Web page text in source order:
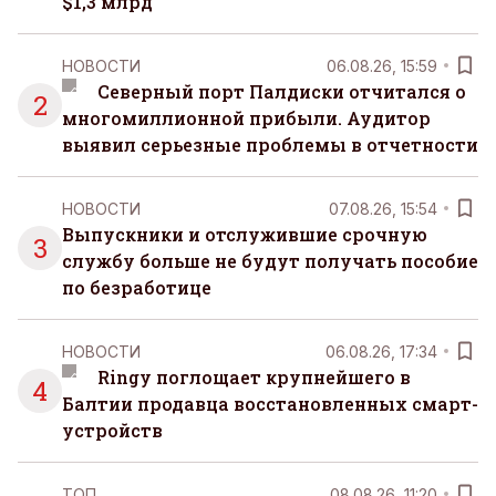
2
НОВОСТИ 06.08.26, 15:59
Северный порт Палдиски отчитался о
многомиллионной прибыли. Аудитор
выявил серьезные проблемы в отчетности
3
НОВОСТИ 07.08.26, 15:54
Выпускники и отслужившие срочную
службу больше не будут получать пособие
по безработице
4
НОВОСТИ 06.08.26, 17:34
Ringy поглощает крупнейшего в
Балтии продавца восстановленных смарт-
устройств